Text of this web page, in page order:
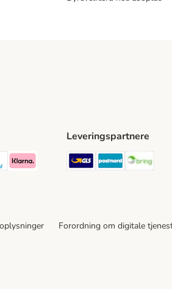
Method
Payment Method
Klarna Payment Method
Leveringspartnere
GLS Shipping
Postnord
Forordning om digitale